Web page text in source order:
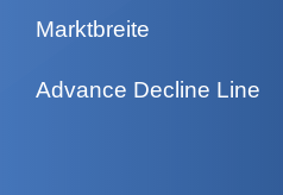
Marktbreite
Advance Decline Line